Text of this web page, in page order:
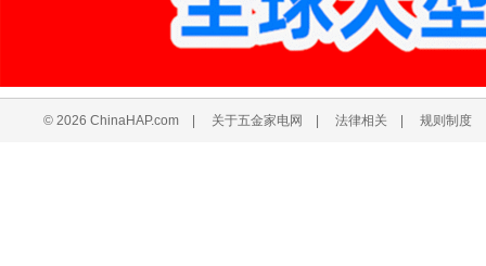
© 2026 ChinaHAP.com 关于五金家电网 法律相关 规则制度